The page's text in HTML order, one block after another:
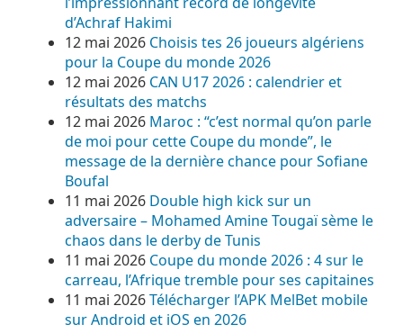
d’Achraf Hakimi
12 mai 2026 Choisis tes 26 joueurs algériens
pour la Coupe du monde 2026
12 mai 2026 CAN U17 2026 : calendrier et
résultats des matchs
12 mai 2026 Maroc : “c’est normal qu’on parle
de moi pour cette Coupe du monde”, le
message de la dernière chance pour Sofiane
Boufal
11 mai 2026 Double high kick sur un
adversaire – Mohamed Amine Tougaï sème le
chaos dans le derby de Tunis
11 mai 2026 Coupe du monde 2026 : 4 sur le
carreau, l’Afrique tremble pour ses capitaines
11 mai 2026Télécharger l’APK MelBet mobile
sur Android et iOS en 2026